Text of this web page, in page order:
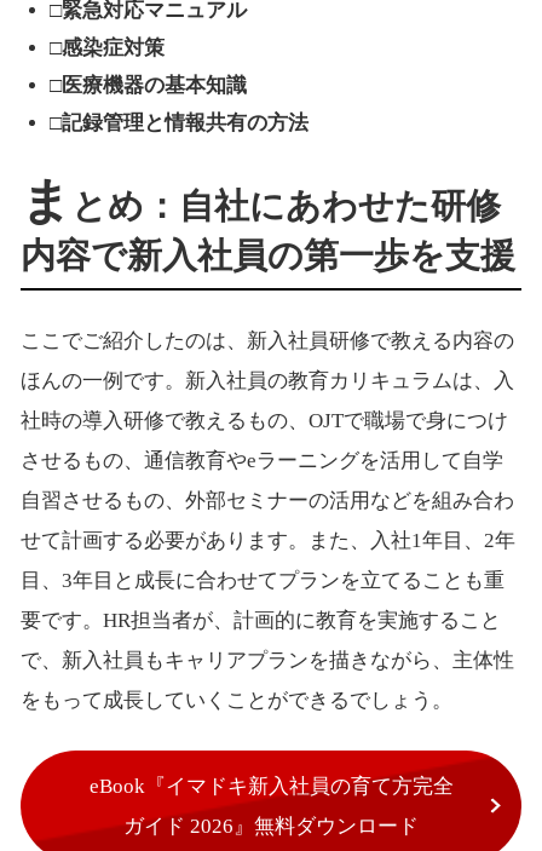
□緊急対応マニュアル
□感染症対策
□医療機器の基本知識
□記録管理と情報共有の方法
ま とめ：自社にあわせた研修
内容で新入社員の第一歩を支援
ここでご紹介したのは、新入社員研修で教える内容の
ほんの一例です。新入社員の教育カリキュラムは、入
社時の導入研修で教えるもの、OJTで職場で身につけ
させるもの、通信教育やeラーニングを活用して自学
自習させるもの、外部セミナーの活用などを組み合わ
せて計画する必要があります。また、入社1年目、2年
目、3年目と成長に合わせてプランを立てることも重
要です。HR担当者が、計画的に教育を実施すること
で、新入社員もキャリアプランを描きながら、主体性
をもって成長していくことができるでしょう。
eBook『イマドキ新入社員の育て方完全
ガイド 2026』無料ダウンロード